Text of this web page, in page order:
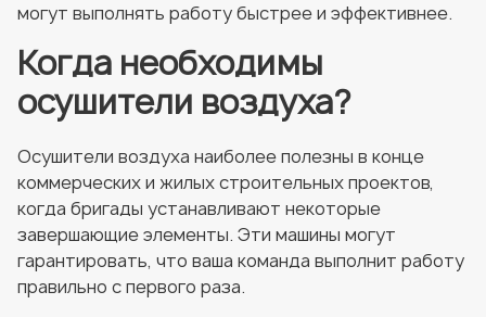
могут выполнять работу быстрее и эффективнее.
Когда необходимы
осушители воздуха?
Осушители воздуха наиболее полезны в конце
коммерческих и жилых строительных проектов,
когда бригады устанавливают некоторые
завершающие элементы. Эти машины могут
гарантировать, что ваша команда выполнит работу
правильно с первого раза.